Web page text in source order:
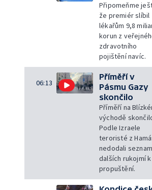
Připomeňme
že premiér slíbil
lékařům 9,8
korun z
zdravotního
pojištění navíc.
06:13
Příměří v
Pásmu Gazy
skončilo
Příměří na
východě
Podle Izraele
teroristé z
nedodali seznam
dalších rukojmí k
propuštění.